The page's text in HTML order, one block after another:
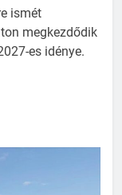
ismét
megkezdődik
es idénye.